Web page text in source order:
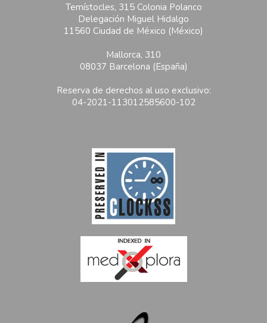
Temístocles, 315 Colonia Polanco
Delegación Miguel Hidalgo
11560 Ciudad de México (México)
Mallorca, 310
08037 Barcelona (España)
Reserva de derechos al uso exclusivo:
04-2021-113012585600-102